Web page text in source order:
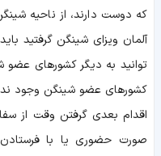
که دوست دارند، از ناحیه
آلمان ویزای شینگن گرفتید
توانید به دیگر کشورهای عضو
کشورهای عضو شینگن وجود
اقدام بعدی گرفتن وقت از
صورت حضوری یا با فرستادن